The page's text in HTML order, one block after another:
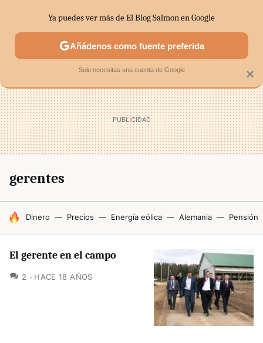
SECTORES ECONOMÍA DOMÉSTICA MERCADOS
gerentes
HOY SE HABLA DE
Dinero Precios Energía eólica Alemania Pensión
El gerente en el campo
2 COMENTARIOS
HACE 18 AÑOS
×
Ya puedes ver más de El Blog Salmon en Google
Añádenos como fuente preferida
Solo necesitas una cuenta de Google